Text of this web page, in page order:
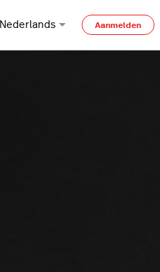
Nederlands Aanmelden